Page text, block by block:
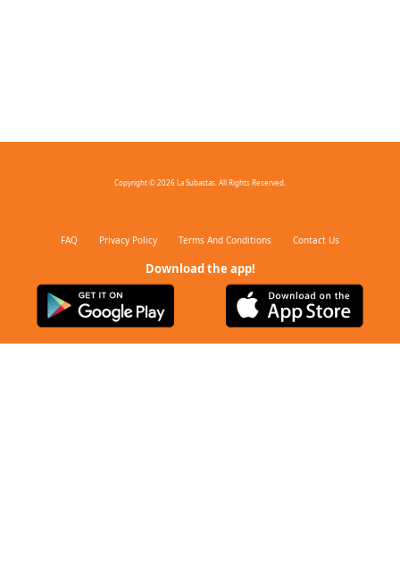
Copyright © 2026 La Subastas. All Rights Reserved.
FAQ Privacy Policy Terms And Conditions Contact Us
Download the app!